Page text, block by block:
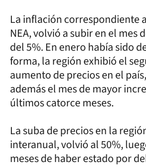
La inflación correspondiente
NEA, volvió a subir en el mes
del 5%. En enero había sido
forma, la región exhibió el
aumento de precios en el
además el mes de mayor
últimos catorce meses.
La suba de precios en la
interanual, volvió al 50%,
meses de haber estado por